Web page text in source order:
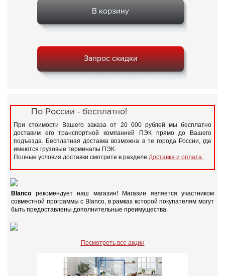
В корзину
Запрос скидки
По России - бесплатно!
При стоимости Вашего заказа от 20 000 рублей мы бесплатно
доставим его транспортной компанией ПЭК прямо до Вашего
подъезда. Бесплатная доставка возможна в те города России, где
имеются грузовые терминалы ПЭК.
Полные условия доставки смотрите в разделе Доставка и оплата.
Blanco рекомендует наш магазин! Магазин является участником
совместной программы с Blanco, в рамках которой покупателям могут
быть предоставлены дополнительные преимущества.
Посмотреть все акции